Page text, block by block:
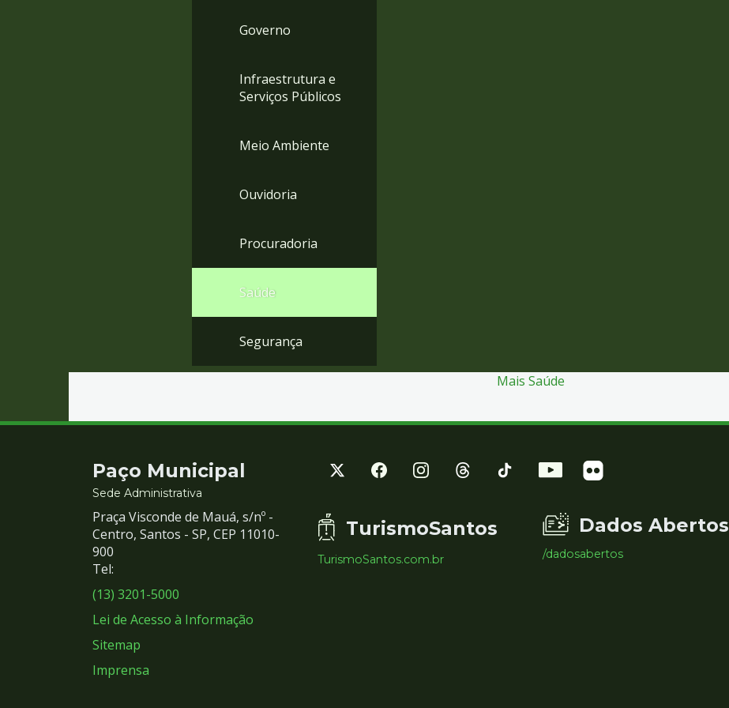
Governo
Infraestrutura e
Serviços Públicos
Meio Ambiente
Ouvidoria
Procuradoria
Saúde
Segurança
Mais Saúde
Contato
e
Redes
Sociais
Paço Municipal
Sede Administrativa
Praça Visconde de Mauá, s/nº -
Centro, Santos - SP, CEP 11010-
900
Tel:
(13) 3201-5000
Lei de Acesso à Informação
Sitemap
Imprensa
TurismoSantos
TurismoSantos.com.br
Dados Abertos
/dadosabertos